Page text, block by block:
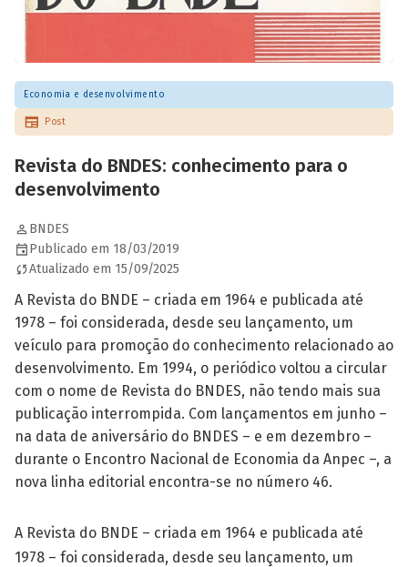
Economia e desenvolvimento
Post
Revista do BNDES: conhecimento para o
desenvolvimento
BNDES
Publicado em 18/03/2019
Atualizado em 15/09/2025
A Revista do BNDE – criada em 1964 e publicada até
1978 – foi considerada, desde seu lançamento, um
veículo para promoção do conhecimento relacionado ao
desenvolvimento. Em 1994, o periódico voltou a circular
com o nome de Revista do BNDES, não tendo mais sua
publicação interrompida. Com lançamentos em junho –
na data de aniversário do BNDES – e em dezembro –
durante o Encontro Nacional de Economia da Anpec –, a
nova linha editorial encontra-se no número 46.
A Revista do BNDE – criada em 1964 e publicada até
1978 – foi considerada, desde seu lançamento, um